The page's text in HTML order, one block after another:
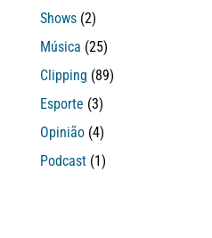
Shows (2)
Música (25)
Clipping (89)
Esporte (3)
Opinião (4)
Podcast (1)